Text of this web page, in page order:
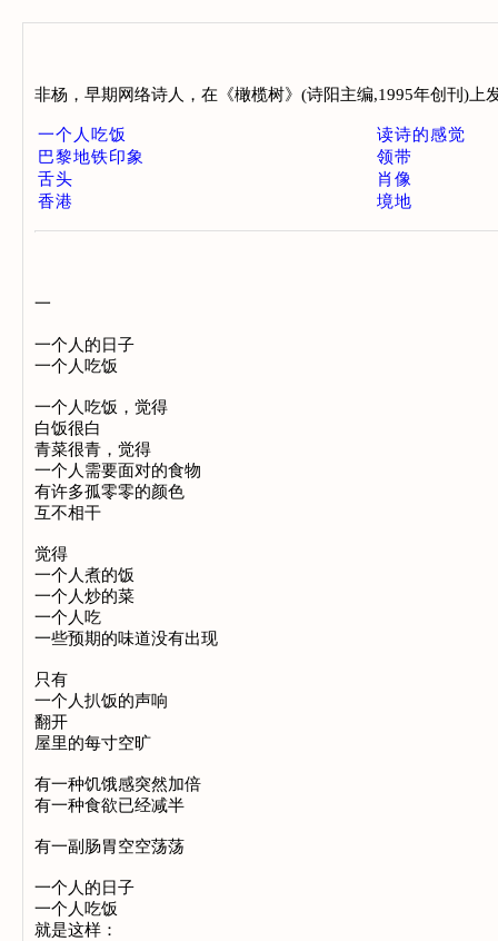
非杨，早期网络诗人，在《橄榄树》(诗阳主编,1995年创刊)上
一个人吃饭
读诗的感觉
巴黎地铁印象
领带
舌头
肖像
香港
境地
一
一个人的日子
一个人吃饭
一个人吃饭，觉得
白饭很白
青菜很青，觉得
一个人需要面对的食物
有许多孤零零的颜色
互不相干
觉得
一个人煮的饭
一个人炒的菜
一个人吃
一些预期的味道没有出现
只有
一个人扒饭的声响
翻开
屋里的每寸空旷
有一种饥饿感突然加倍
有一种食欲已经减半
有一副肠胃空空荡荡
一个人的日子
一个人吃饭
就是这样：